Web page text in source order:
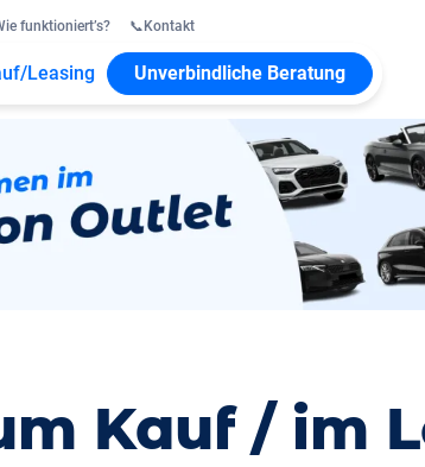
funktioniert’s? 📞 Kontakt
Leasing Unverbindliche Beratung
Kauf / im